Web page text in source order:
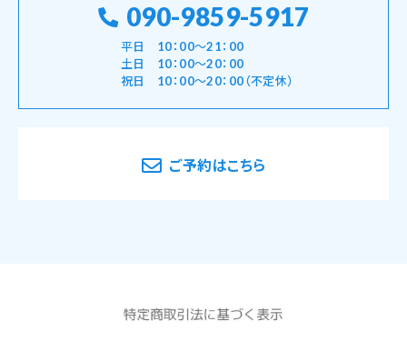
090-9859-5917
平日 10：00～21：00
土日 10：00～20：00
祝日 10：00～20：00（不定休）
ご予約はこちら